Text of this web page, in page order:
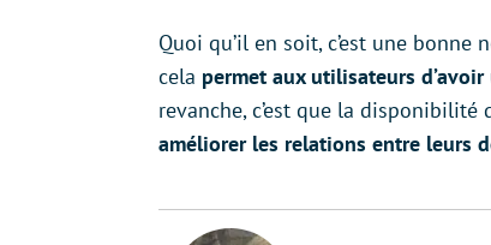
Quoi qu’il en soit, c’est une
cela permet aux utilisateurs
revanche, c’est que la
améliorer les relations entre leurs